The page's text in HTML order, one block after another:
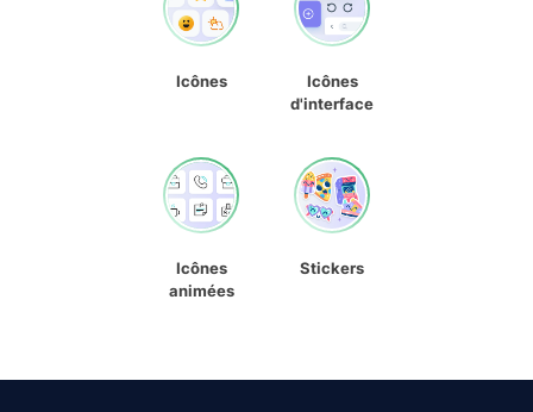
Icônes
Icônes
d'interface
Icônes
animées
Stickers